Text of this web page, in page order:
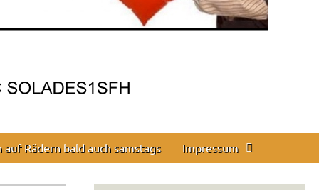
Rädern bald auch samstags Impressum